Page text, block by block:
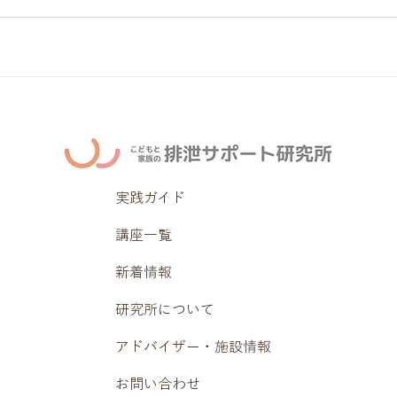
実践ガイド
講座一覧
新着情報
研究所について
アドバイザー・施設情報
お問い合わせ